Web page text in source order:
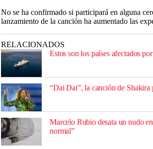
No se ha confirmado si participará en alguna
lanzamiento de la canción ha aumentado las
RELACIONADOS
Estos son los países afectados
“Dai Dai”, la canción de
Marcelo Rubio desata un nudo
normal”